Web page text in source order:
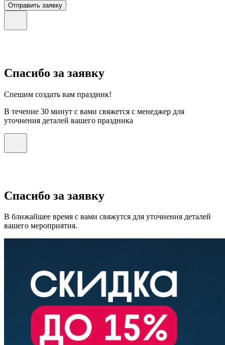
Отправить заявку
Спасибо за заявку
Спешим создать вам праздник!
В течение 30 минут с вами свяжется с менеджер для
уточнения деталей вашего праздника
Спасибо за заявку
В ближайшее время с вами свяжутся для уточнения деталей
вашего мероприятия.